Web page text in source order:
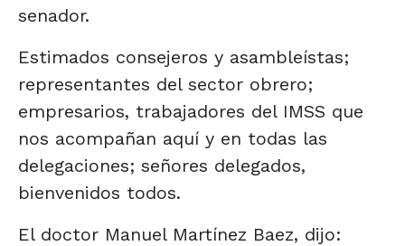
senador.
Estimados consejeros y asambleístas;
representantes del sector obrero;
empresarios, trabajadores del IMSS que
nos acompañan aquí y en todas las
delegaciones; señores delegados,
bienvenidos todos.
El doctor Manuel Martínez Baez, dijo: